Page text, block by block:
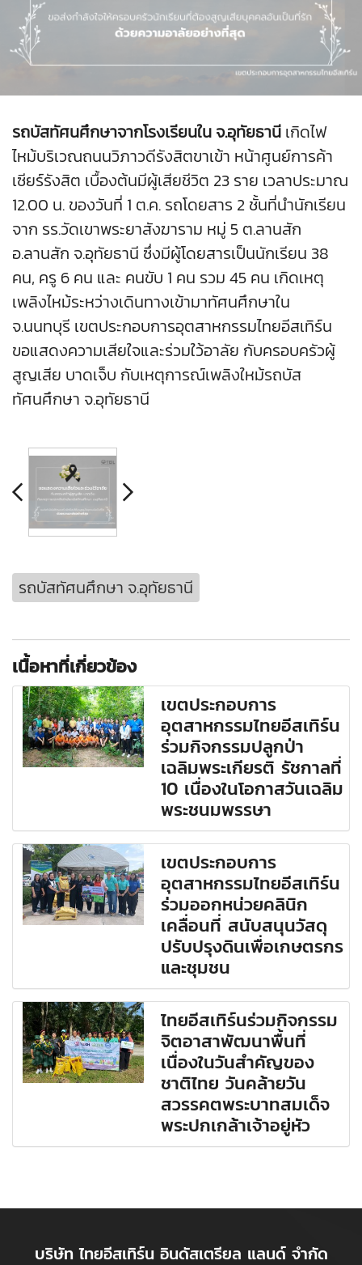
รถบัสทัศนศึกษาจากโรงเรียนใน จ.อุทัยธานี เกิดไฟ
ไหม้บริเวณถนนวิภาวดีรังสิตขาเข้า หน้าศูนย์การค้า
เซียร์รังสิต เบื้องต้นมีผู้เสียชีวิต 23 ราย เวลาประมาณ
12.00 น. ของวันที่ 1 ต.ค. รถโดยสาร 2 ชั้นที่นำนักเรียน
จาก รร.วัดเขาพระยาสังฆาราม หมู่ 5 ต.ลานสัก
อ.ลานสัก จ.อุทัยธานี ซึ่งมีผู้โดยสารเป็นนักเรียน 38
คน, ครู 6 คน และ คนขับ 1 คน รวม 45 คน เกิดเหตุ
เพลิงไหม้ระหว่างเดินทางเข้ามาทัศนศึกษาใน
จ.นนทบุรี เขตประกอบการอุตสาหกรรมไทยอีสเทิร์น
ขอแสดงความเสียใจและร่วมใว้อาลัย กับครอบครัวผู้
สูญเสีย บาดเจ็บ กับเหตุการณ์เพลิงใหม้รถบัส
ทัศนศึกษา จ.อุทัยธานี
รถบัสทัศนศึกษา จ.อุทัยธานี
เนื้อหาที่เกี่ยวข้อง
เขตประกอบการ
อุตสาหกรรมไทยอีสเทิร์น
ร่วมกิจกรรมปลูกป่า
เฉลิมพระเกียรติ รัชกาลที่
10 เนื่องในโอกาสวันเฉลิม
พระชนมพรรษา
เขตประกอบการ
อุตสาหกรรมไทยอีสเทิร์น
ร่วมออกหน่วยคลินิก
เคลื่อนที่ สนับสนุนวัสดุ
ปรับปรุงดินเพื่อเกษตรกร
และชุมชน
ไทยอีสเทิร์นร่วมกิจกรรม
จิตอาสาพัฒนาพื้นที่
เนื่องในวันสำคัญของ
ชาติไทย วันคล้ายวัน
สวรรคตพระบาทสมเด็จ
พระปกเกล้าเจ้าอยู่หัว
บริษัท ไทยอีสเทิร์น อินดัสเตรียล แลนด์ จำกัด